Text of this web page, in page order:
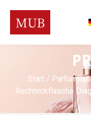
Start /
Rechteckflasche